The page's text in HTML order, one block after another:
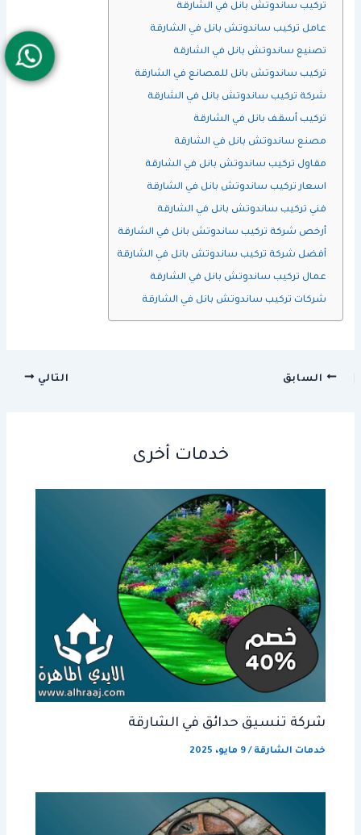
تركيب ساندوتش بانل في الشارقة
عامل تركيب ساندوتش بانل في الشارقة
تصنيع ساندوتش بانل في الشارقة
تركيب ساندوتش بانل للمصانع في الشارقة
شركة تركيب ساندوتش بانل في الشارقة
تركيب أسقف بانل في الشارقة
مصنع ساندوتش بانل في الشارقة
مقاول تركيب ساندوتش بانل في الشارقة
اسعار تركيب ساندوتش بانل في الشارقة
فني تركيب ساندوتش بانل في الشارقة
أرخص شركة تركيب ساندوتش بانل في الشارقة
أفضل شركة تركيب ساندوتش بانل في الشارقة
عمال تركيب ساندوتش بانل في الشارقة
شركات تركيب ساندوتش بانل في الشارقة
السابق التالي
خدمات أخرى
شركة تنسيق حدائق في الشارقة
خدمات الشارقة /9 مايو، 2025